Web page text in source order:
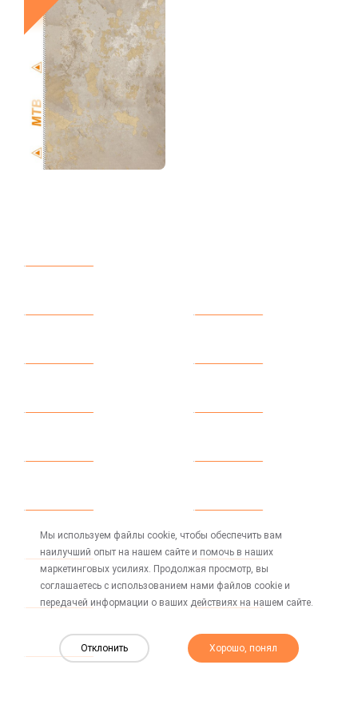
Мы используем файлы cookie, чтобы обеспечить вам
наилучший опыт на нашем сайте и помочь в наших
маркетинговых усилиях. Продолжая просмотр, вы
соглашаетесь с использованием нами файлов cookie и
передачей информации о ваших действиях на нашем сайте.
Отклонить Хорошо, понял